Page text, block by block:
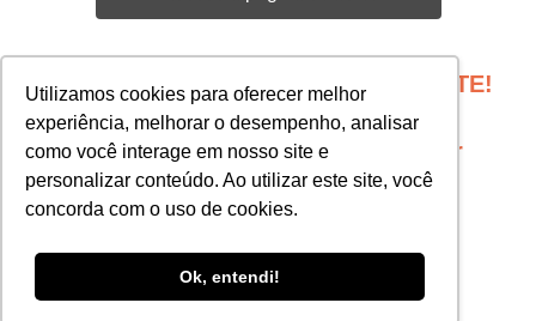
Utilizamos cookies para oferecer melhor
experiência, melhorar o desempenho, analisar
como você interage em nosso site e
personalizar conteúdo. Ao utilizar este site, você
concorda com o uso de cookies.
Ok, entendi!
PROGRAME SEU EVENTO COM A GENTE!
Edgar Santos -
esantos@martinsfontespaulista.com.br
Priscila Almeida -
pnino@martinsfontespaulista.com.br